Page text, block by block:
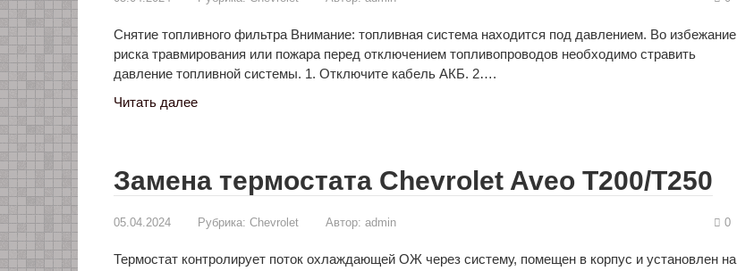
Снятие топливного фильтра Внимание: топливная система находится под давлением. Во избежание
риска травмирования или пожара перед отключением топливопроводов необходимо стравить
давление топливной системы. 1. Отключите кабель АКБ. 2….
Читать далее
Замена термостата Chevrolet Aveo Т200/Т250
05.04.2024 Рубрика: Chevrolet Автор: admin 0
Термостат контролирует поток охлаждающей ОЖ через систему, помещен в корпус и установлен на